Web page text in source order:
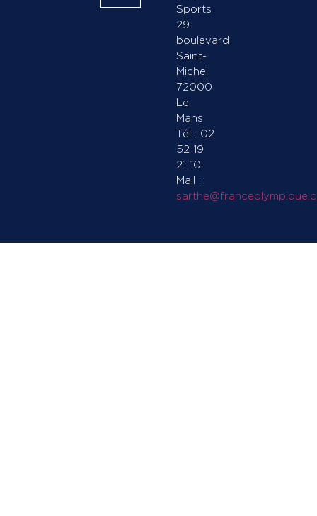
Sports
29
boulevard
Saint-
Michel
72000
Le
Mans
Tél : 02
52 19
21 10
Mail :